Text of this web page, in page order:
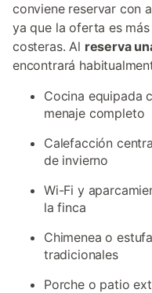
conviene reservar con
ya que la oferta es
costeras. Al reserva
encontrará
Cocina equipada
menaje completo
Calefacción
de invierno
Wi-Fi y
la finca
Chimenea o
tradicionales
Porche o patio